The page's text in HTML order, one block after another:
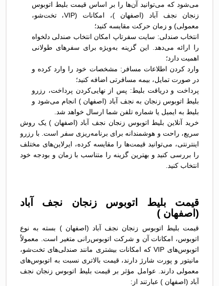
می‌شود که می‌توانید آن‌ها را بر اساس قیمت بلیط اتوبوس
زنجان نجف آباد (اصفهان )، امکانات (VIP، تخت‌شو،
معمولی) و زمان حرکت مقایسه کنید؛
انتخاب صندلی: سایت سفرتاپ امکان انتخاب صندلی دلخواه
را ارائه می‌دهد. این گزینه به‌ویژه برای سفرهای طولانی
اهمیت دارد؛
وارد کردن اطلاعات مسافر: مشخصات خود را وارد کرده و
در صورت تمایل، بیمه مسافرتی اضافه کنید؛
پرداخت و دریافت بلیط: پس از نهایی‌کردن پرداخت، رزرو
بلیط اتوبوس زنجان به نجف آباد (اصفهان ) انجام می‌شود و
بلیط به ایمیل یا شماره تلفن شما ارسال خواهد شد.
خرید آنلاین بلیط اتوبوس زنجان نجف آباد (اصفهان ) یک روش
سریع، راحت و هوشمندانه برای برنامه‌ریزی سفر است. با رزرو
اینترنتی، می‌توانید قیمت‌ها را مقایسه کرده، ایرلاین‌های مختلف
را بررسی کنید و بهترین گزینه را متناسب با زمان و بودجه خود
انتخاب کنید.
قیمت بلیط اتوبوس زنجان نجف آباد
(اصفهان )
قیمت بلیط اتوبوس زنجان نجف آباد (اصفهان ) بسته به نوع
اتوبوس، امکانات آن و شرکت اتوبوس‌رانی متغیر است. معمولاً
اتوبوس‌های VIP که امکانات بیشتری مانند صندلی‌های تخت‌شو،
مانیتور و پورت شارژ دارند، قیمت بالاتری نسبت به اتوبوس‌های
معمولی دارند. عوامل مؤثر بر قیمت بلیط اتوبوس زنجان نجف
آباد (اصفهان ) عبارتند از: